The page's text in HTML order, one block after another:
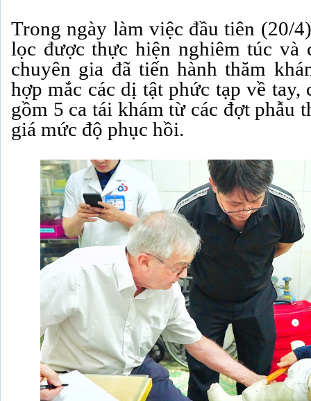
Trong ngày làm việc đầu tiên (20/
lọc được thực hiện nghiêm túc và
chuyên gia đã tiến hành thăm
hợp mắc các dị tật phức tạp về tay,
gồm 5 ca tái khám từ các đợt phẫu
giá mức độ phục hồi.